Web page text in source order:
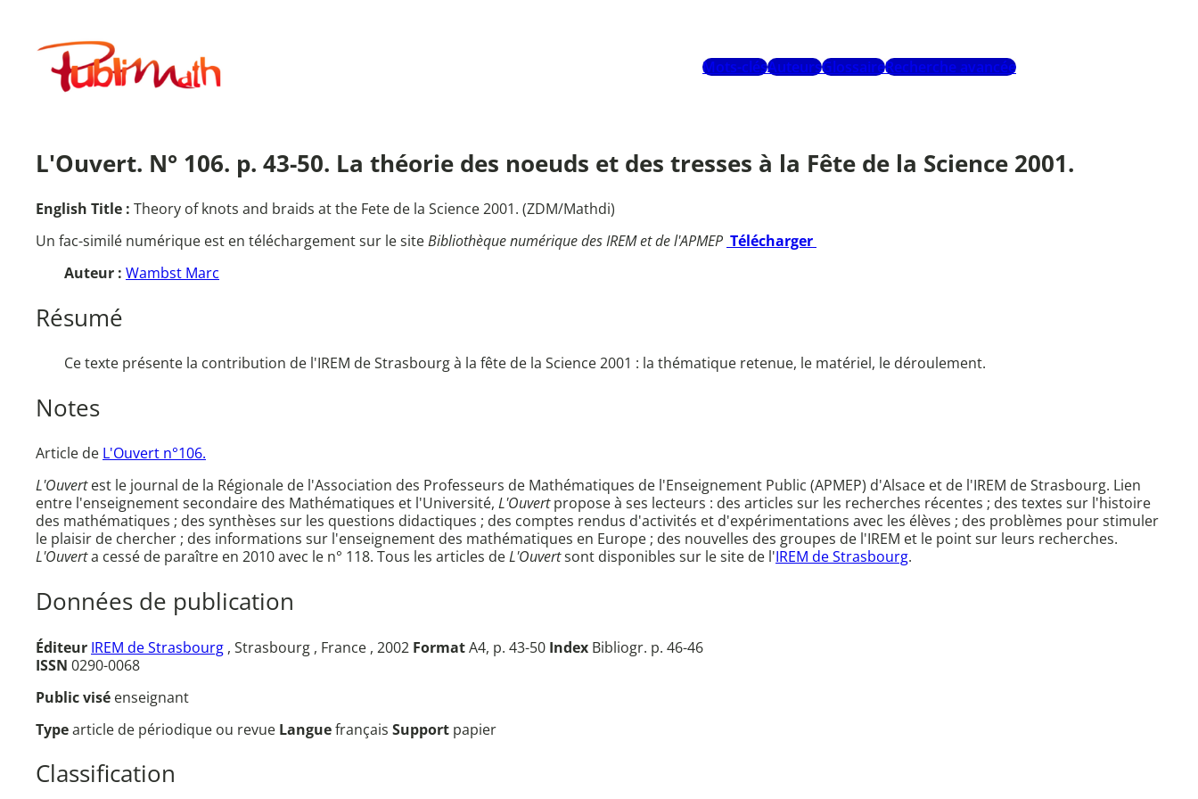
contenuPublimath
Mots-clésAuteursGlossaireRecherche avancée
L'Ouvert. N° 106. p. 43-50. La théorie des noeuds et des tresses à la Fête de la Science 2001.
English Title : Theory of knots and braids at the Fete de la Science 2001. (ZDM/Mathdi)
Un fac-similé numérique est en téléchargement sur le siteBibliothèque numérique des IREM et de l'APMEP Télécharger
Auteur : Wambst Marc
Résumé
Ce texte présente la contribution de l'IREM de Strasbourg à la fête de la Science 2001 : la thématique retenue, le matériel, le déroulement.
Notes
Article de L'Ouvert n°106.
L'Ouvertest le journal de la Régionale de l'Association des Professeurs de Mathématiques de l'Enseignement Public (APMEP) d'Alsace et de l'IREM de Strasbourg. Lien
entre l'enseignement secondaire des Mathématiques et l'Université, L'Ouvertpropose à ses lecteurs : des articles sur les recherches récentes ; des textes sur l'histoire
des mathématiques ; des synthèses sur les questions didactiques ; des comptes rendus d'activités et d'expérimentations avec les élèves ; des problèmes pour stimuler
le plaisir de chercher ; des informations sur l'enseignement des mathématiques en Europe ; des nouvelles des groupes de l'IREM et le point sur leurs recherches.
L'Ouverta cessé de paraître en 2010 avec le n° 118. Tous les articles deL'Ouvertsont disponibles sur le site de l'IREM de Strasbourg.
Données de publication
Éditeur IREM de Strasbourg , Strasbourg , France , 2002 FormatA4, p. 43-50 Index Bibliogr. p. 46-46
ISSN 0290-0068
Public visé enseignant
Typearticle de périodique ou revue Languefrançais Support papier
Classification